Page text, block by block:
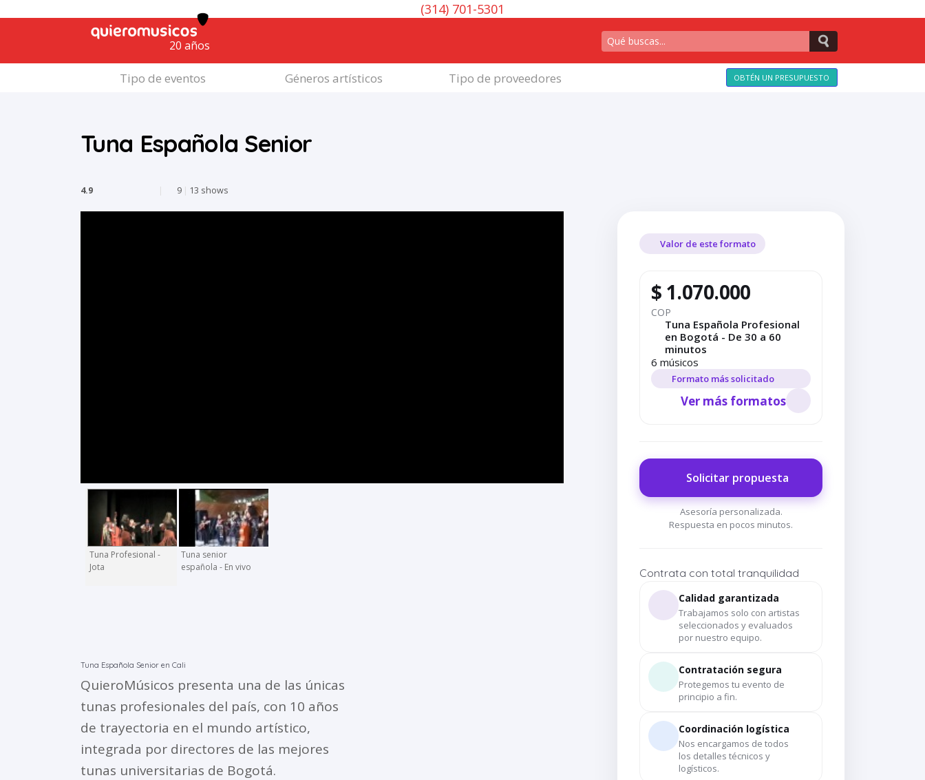
(314) 701-5301
20 años
Tipo de eventos Géneros artísticos Tipo de proveedores OBTÉN UN PRESUPUESTO
Tuna Española Senior
4.9 | 9 | 13 shows
Tuna Profesional -
Jota
Tuna senior
española - En vivo
Valor de este formato
$ 1.070.000
COP
Tuna Española Profesional
en Bogotá - De 30 a 60
minutos
6 músicos
Formato más solicitado
Ver más formatos
Solicitar propuesta
Asesoría personalizada.
Respuesta en pocos minutos.
Contrata con total tranquilidad
Calidad garantizada
Trabajamos solo con artistas
seleccionados y evaluados
por nuestro equipo.
Contratación segura
Protegemos tu evento de
principio a fin.
Coordinación logística
Nos encargamos de todos
los detalles técnicos y
logísticos.
Tuna Española Senior en Cali
QuieroMúsicos presenta una de las únicas
tunas profesionales del país, con 10 años
de trayectoria en el mundo artístico,
integrada por directores de las mejores
tunas universitarias de Bogotá.